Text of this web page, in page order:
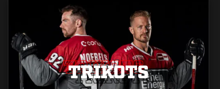
TRIKOTS
TRIKOTS
TRIKOTS